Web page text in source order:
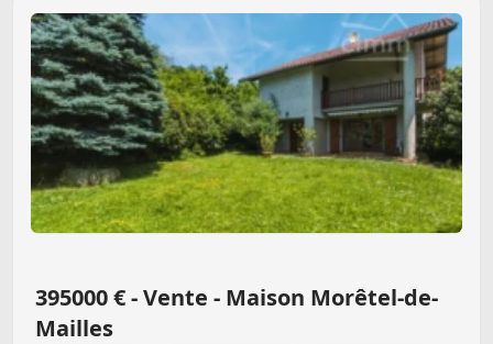
395000 € - Vente - Maison Morêtel-de-
Mailles